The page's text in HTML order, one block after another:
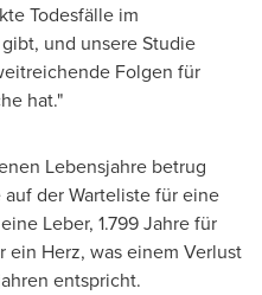
Todesfälle im
und unsere Studie
Folgen für
hat."
Lebensjahre betrug
der Warteliste für eine
Leber, 1.799 Jahre für
ein Herz, was einem Verlust
entspricht.